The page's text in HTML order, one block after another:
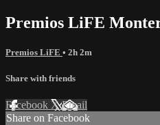
Premios LiFE
Premios LiFE • 2h 2m
Share with friends
Facebook XEmail
Share on Facebook